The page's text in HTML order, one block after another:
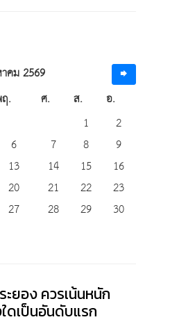
คม 2569
. ศ. ส.
อ.
1
2
6 7 8
9
13 14 15
16
20 21 22
23
27 28 29
30
ยอง ควรเน้นหนัก
ดเป็นอันดับแรก